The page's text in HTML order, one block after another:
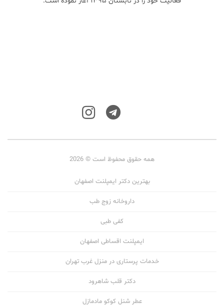
همه حقوق محفوظ است © 2026
بهترین دکتر ایمپلنت اصفهان
داروخانه زوج طب
کفی طبی
ایمپلنت اقساطی اصفهان
خدمات پرستاری در منزل غرب تهران
دکتر قلب شاهرود
عطر شنل کوکو مادمازل